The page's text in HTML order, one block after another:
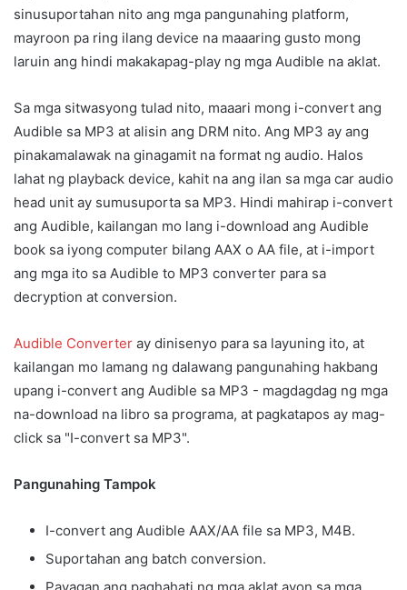
sinusuportahan nito ang mga pangunahing platform,
mayroon pa ring ilang device na maaaring gusto mong
laruin ang hindi makakapag-play ng mga Audible na aklat.
Sa mga sitwasyong tulad nito, maaari mong i-convert ang
Audible sa MP3 at alisin ang DRM nito. Ang MP3 ay ang
pinakamalawak na ginagamit na format ng audio. Halos
lahat ng playback device, kahit na ang ilan sa mga car audio
head unit ay sumusuporta sa MP3. Hindi mahirap i-convert
ang Audible, kailangan mo lang i-download ang Audible
book sa iyong computer bilang AAX o AA file, at i-import
ang mga ito sa Audible to MP3 converter para sa
decryption at conversion.
Audible Converter ay dinisenyo para sa layuning ito, at
kailangan mo lamang ng dalawang pangunahing hakbang
upang i-convert ang Audible sa MP3 - magdagdag ng mga
na-download na libro sa programa, at pagkatapos ay mag-
click sa "I-convert sa MP3".
Pangunahing Tampok
I-convert ang Audible AAX/AA file sa MP3, M4B.
Suportahan ang batch conversion.
Payagan ang paghahati ng mga aklat ayon sa mga